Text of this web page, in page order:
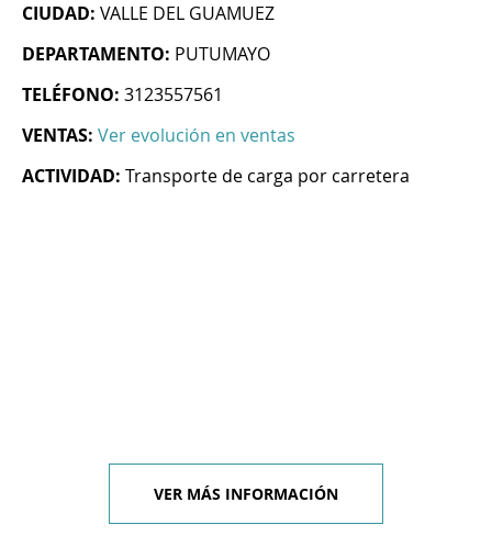
CIUDAD: VALLE DEL GUAMUEZ
DEPARTAMENTO: PUTUMAYO
TELÉFONO: 3123557561
VENTAS: Ver evolución en ventas
ACTIVIDAD: Transporte de carga por carretera
VER MÁS INFORMACIÓN